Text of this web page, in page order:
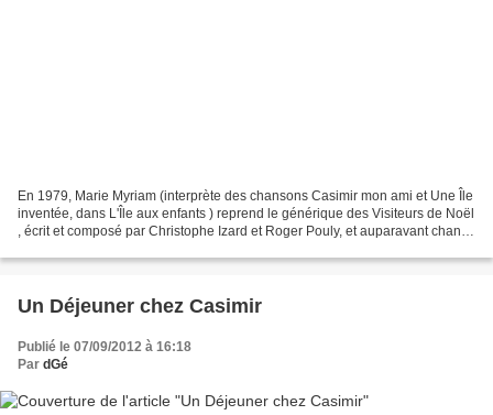
En 1979, Marie Myriam (interprète des chansons Casimir mon ami et Une Île
inventée, dans L'Île aux enfants ) reprend le générique des Visiteurs de Noël
, écrit et composé par Christophe Izard et Roger Pouly, et auparavant chanté
Un Déjeuner chez Casimir
Publié le 07/09/2012 à 16:18
Par dGé